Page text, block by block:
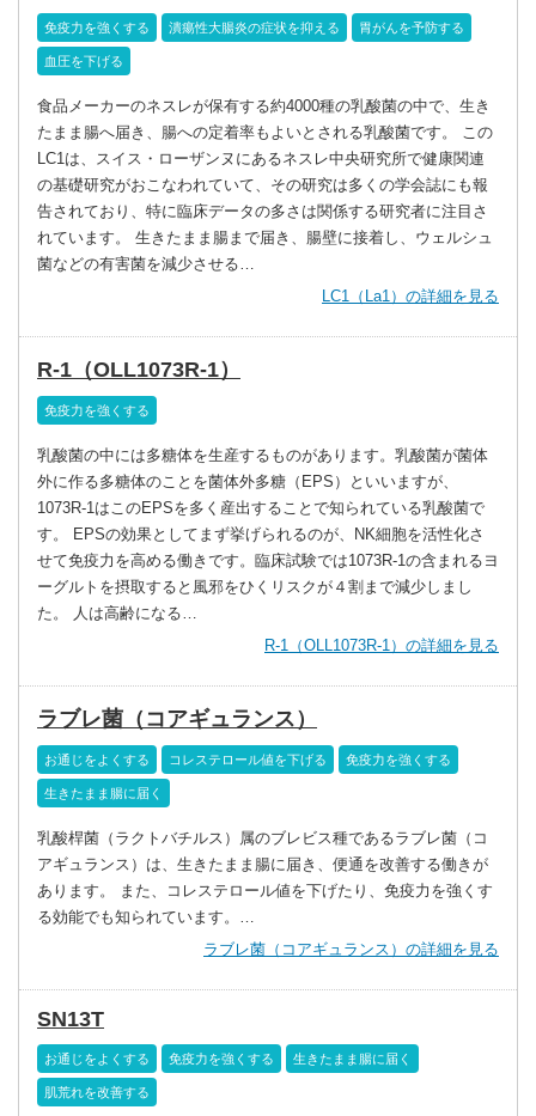
免疫力を強くする 潰瘍性大腸炎の症状を抑える 胃がんを予防する
血圧を下げる
食品メーカーのネスレが保有する約4000種の乳酸菌の中で、生き
たまま腸へ届き、腸への定着率もよいとされる乳酸菌です。 この
LC1は、スイス・ローザンヌにあるネスレ中央研究所で健康関連
の基礎研究がおこなわれていて、その研究は多くの学会誌にも報
告されており、特に臨床データの多さは関係する研究者に注目さ
れています。 生きたまま腸まで届き、腸壁に接着し、ウェルシュ
菌などの有害菌を減少させる…
LC1（La1）の詳細を見る
R-1（OLL1073R-1）
免疫力を強くする
乳酸菌の中には多糖体を生産するものがあります。乳酸菌が菌体
外に作る多糖体のことを菌体外多糖（EPS）といいますが、
1073R-1はこのEPSを多く産出することで知られている乳酸菌で
す。 EPSの効果としてまず挙げられるのが、NK細胞を活性化さ
せて免疫力を高める働きです。臨床試験では1073R-1の含まれるヨ
ーグルトを摂取すると風邪をひくリスクが４割まで減少しまし
た。 人は高齢になる…
R-1（OLL1073R-1）の詳細を見る
ラブレ菌（コアギュランス）
お通じをよくする コレステロール値を下げる 免疫力を強くする
生きたまま腸に届く
乳酸桿菌（ラクトバチルス）属のブレビス種であるラブレ菌（コ
アギュランス）は、生きたまま腸に届き、便通を改善する働きが
あります。 また、コレステロール値を下げたり、免疫力を強くす
る効能でも知られています。…
ラブレ菌（コアギュランス）の詳細を見る
SN13T
お通じをよくする 免疫力を強くする 生きたまま腸に届く
肌荒れを改善する